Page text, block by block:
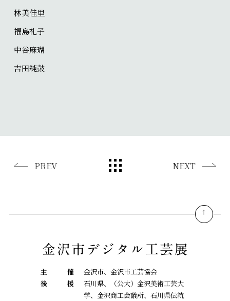
林美佳里
福島礼子
中谷麻瑚
吉田純鼓
PREV NEXT
主 催
金沢市、金沢市工芸協会
後
援
石川県、（公大）金沢美術工芸大
学、金沢商工会議所、石川県伝統